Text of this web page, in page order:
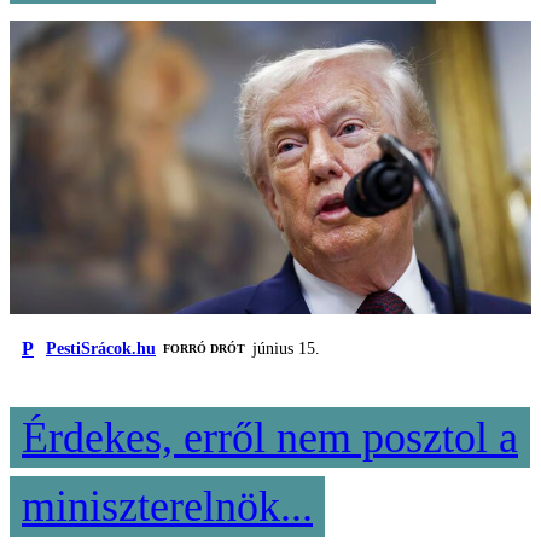
P PestiSrácok.hu FORRÓ DRÓT június 15.
Érdekes, erről nem posztol a
miniszterelnök...